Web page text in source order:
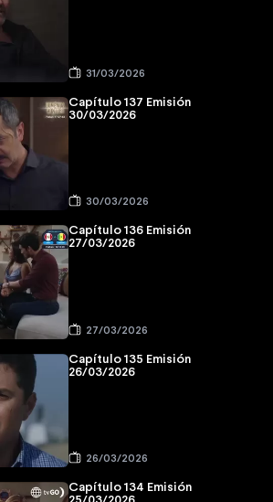
31/03/2026
Capítulo 137 Emisión
30/03/2026
30/03/2026
Capítulo 136 Emisión
27/03/2026
27/03/2026
Capítulo 135 Emisión
26/03/2026
26/03/2026
Capítulo 134 Emisión